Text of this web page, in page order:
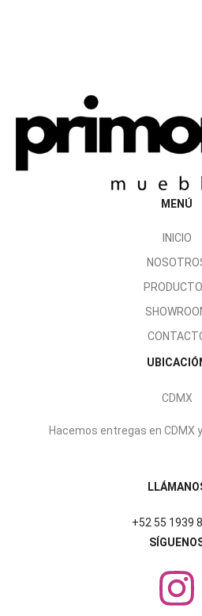
MENÚ
INICIO
CDMX
Hacemos entregas en CDMX
+52 55 1939